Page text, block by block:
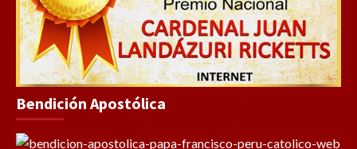
Bendición Apostólica